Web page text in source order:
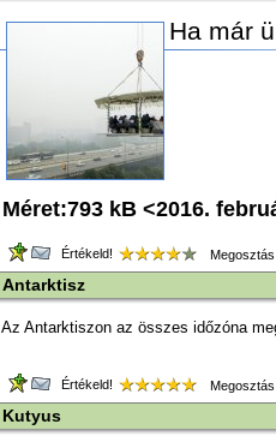
Ha már
Méret:793 kB <2016.
Értékeld!
Antarktisz
Az Antarktiszon az összes időzóna
Értékeld!
Kutyus